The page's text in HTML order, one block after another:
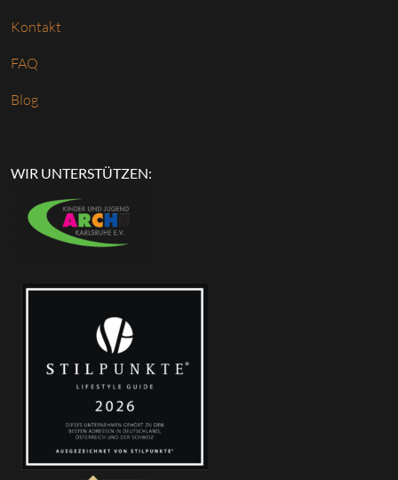
Kontakt
FAQ
Blog
WIR UNTERSTÜTZEN: